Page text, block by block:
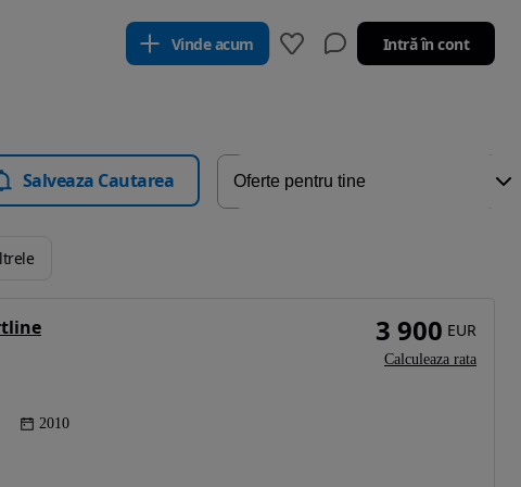
Vinde acum Intră în cont
Salveaza Cautarea
2010
3 900 EUR
Calculeaza rata